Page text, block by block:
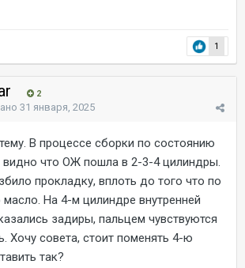
1
2
31 января, 2025
В процессе сборки по состоянию
что ОЖ пошла в 2-3-4 цилиндры.
прокладку, вплоть до того что по
На 4-м цилиндре внутренней
задиры, пальцем чувствуются
Хочу совета, стоит поменять 4-ю
так?